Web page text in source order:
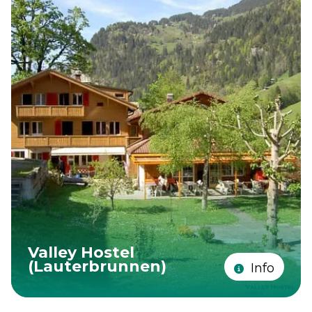
Valley Hostel
(Lauterbrunnen) Info